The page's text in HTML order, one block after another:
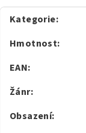
Kategorie:
Hmotnost:
EAN:
Žánr:
Obsazení: